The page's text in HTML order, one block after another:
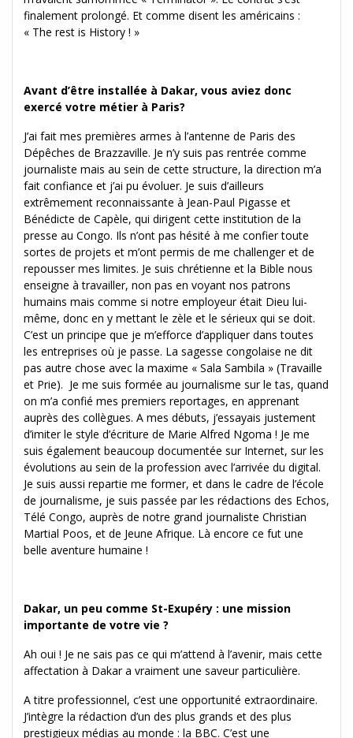
finalement prolongé. Et comme disent les américains :
« The rest is History ! »
Avant d’être installée à Dakar, vous aviez donc
exercé votre métier à Paris?
J’ai fait mes premières armes à l’antenne de Paris des
Dépêches de Brazzaville. Je n’y suis pas rentrée comme
journaliste mais au sein de cette structure, la direction m’a
fait confiance et j’ai pu évoluer. Je suis d’ailleurs
extrêmement reconnaissante à Jean-Paul Pigasse et
Bénédicte de Capèle, qui dirigent cette institution de la
presse au Congo. Ils n’ont pas hésité à me confier toute
sortes de projets et m’ont permis de me challenger et de
repousser mes limites. Je suis chrétienne et la Bible nous
enseigne à travailler, non pas en voyant nos patrons
humains mais comme si notre employeur était Dieu lui-
même, donc en y mettant le zèle et le sérieux qui se doit.
C’est un principe que je m’efforce d’appliquer dans toutes
les entreprises où je passe. La sagesse congolaise ne dit
pas autre chose avec la maxime « Sala Sambila » (Travaille
et Prie). Je me suis formée au journalisme sur le tas, quand
on m’a confié mes premiers reportages, en apprenant
auprès des collègues. A mes débuts, j’essayais justement
d’imiter le style d’écriture de Marie Alfred Ngoma ! Je me
suis également beaucoup documentée sur Internet, sur les
évolutions au sein de la profession avec l’arrivée du digital.
Je suis aussi repartie me former, et dans le cadre de l’école
de journalisme, je suis passée par les rédactions des Echos,
Télé Congo, auprès de notre grand journaliste Christian
Martial Poos, et de Jeune Afrique. Là encore ce fut une
belle aventure humaine !
Dakar, un peu comme St-Exupéry : une mission
importante de votre vie ?
Ah oui ! Je ne sais pas ce qui m’attend à l’avenir, mais cette
affectation à Dakar a vraiment une saveur particulière.
A titre professionnel, c’est une opportunité extraordinaire.
J’intègre la rédaction d’un des plus grands et des plus
prestigieux médias au monde : la BBC. C’est une